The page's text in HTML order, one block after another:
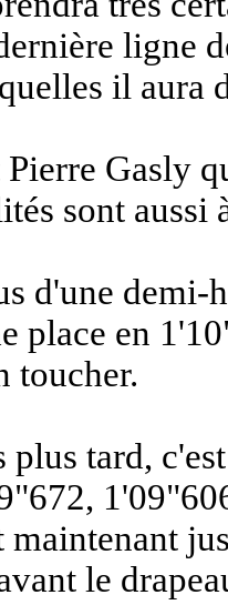
ligne
il aura
Pierre Gasly
sont aussi
d'une demi-
place en
toucher.
plus tard,
maintenant
le